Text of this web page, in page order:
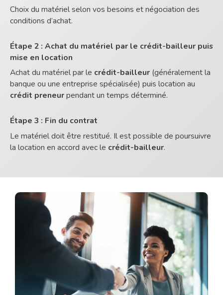
Choix du matériel selon vos besoins et négociation des
conditions d’achat.
Étape 2 : Achat du matériel par le crédit-bailleur puis
mise en location
Achat du matériel par le crédit-bailleur (généralement la
banque ou une entreprise spécialisée) puis location au
crédit preneurpendant un temps déterminé.
Étape 3 : Fin du contrat
Le matériel doit être restitué. Il est possible de poursuivre
la location en accord avec le crédit-bailleur.